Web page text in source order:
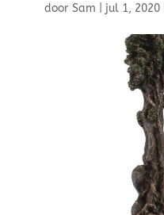
door Sam jul 1, 2020|